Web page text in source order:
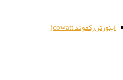
اینورتر رکموند jcowatt